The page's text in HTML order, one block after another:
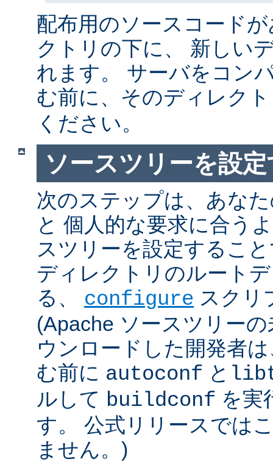
配布用のソースコード
クトリの下に、 新しい
れます。 サーバをコン
む前に、そのディレク
ください。
ソースツリーを設
次のステップは、あな
と 個人的な要求に合う
スツリーを設定するこ
ディレクトリのルート
る、 configure スクリ
(Apache ソースツリー
ウンロードした開発者
む前に autoconf と
ルして buildconf を実
す。 公式リリースでは
ません。)